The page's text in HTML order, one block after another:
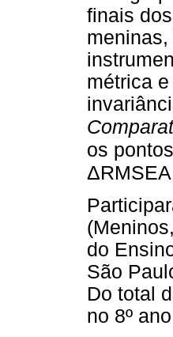
finais
meninas,
métrica
os
ΔRMSEA
(Meninos,
do
São
Do total
no 8º